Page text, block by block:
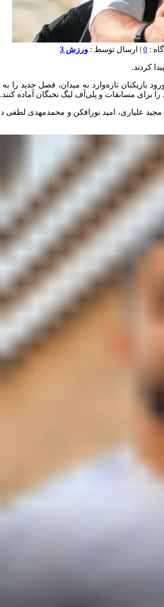
0 | ارسال توسط : ورزش 3
کردند.
بازیکنان تازه‌وارد به میدان، فصل جدید
را برای مسابقات و پلی‌آف لیگ نخبگان آماده کنند.
امید نورافکن و محمدمهدی لطفی در